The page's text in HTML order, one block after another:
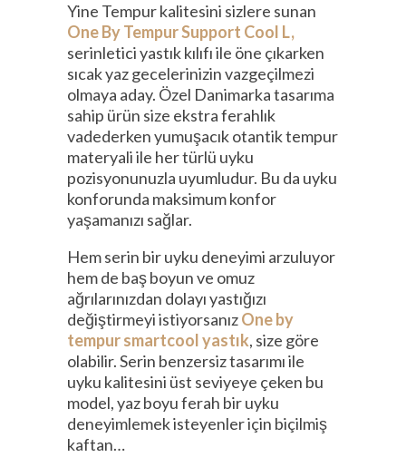
Yine Tempur kalitesini sizlere sunan
One By Tempur Support Cool L,
serinletici yastık kılıfı ile öne çıkarken
sıcak yaz gecelerinizin vazgeçilmezi
olmaya aday. Özel Danimarka tasarıma
sahip ürün size ekstra ferahlık
vadederken yumuşacık otantik tempur
materyali ile her türlü uyku
pozisyonunuzla uyumludur. Bu da uyku
konforunda maksimum konfor
yaşamanızı sağlar.
Hem serin bir uyku deneyimi arzuluyor
hem de baş boyun ve omuz
ağrılarınızdan dolayı yastığızı
değiştirmeyi istiyorsanızOne by
tempur smartcool yastık, size göre
olabilir. Serin benzersiz tasarımı ile
uyku kalitesini üst seviyeye çeken bu
model, yaz boyu ferah bir uyku
deneyimlemek isteyenler için biçilmiş
kaftan…